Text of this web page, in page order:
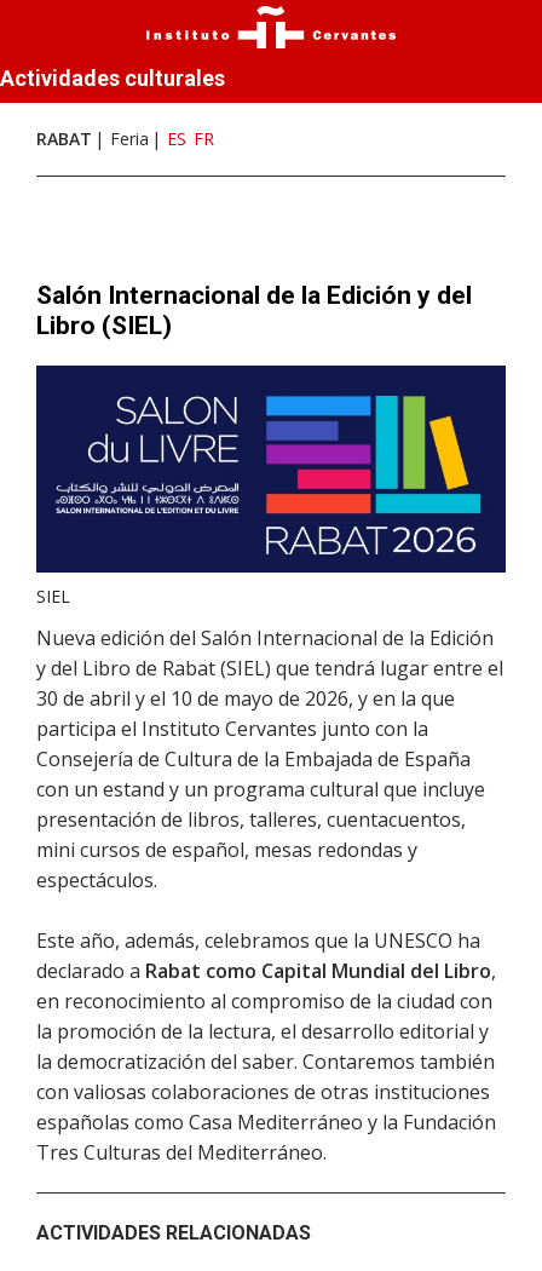
Actividades culturales
RABAT Feria ES FR
Salón Internacional de la Edición y del
Libro (SIEL)
SIEL
Nueva edición del Salón Internacional de la Edición
y del Libro de Rabat (SIEL) que tendrá lugar entre el
30 de abril y el 10 de mayo de 2026, y en la que
participa el Instituto Cervantes junto con la
Consejería de Cultura de la Embajada de España
con un estand y un programa cultural que incluye
presentación de libros, talleres, cuentacuentos,
mini cursos de español, mesas redondas y
espectáculos.
Este año, además, celebramos que la UNESCO ha
declarado a Rabat como Capital Mundial del Libro,
en reconocimiento al compromiso de la ciudad con
la promoción de la lectura, el desarrollo editorial y
la democratización del saber. Contaremos también
con valiosas colaboraciones de otras instituciones
españolas como Casa Mediterráneo y la Fundación
Tres Culturas del Mediterráneo.
ACTIVIDADES RELACIONADAS